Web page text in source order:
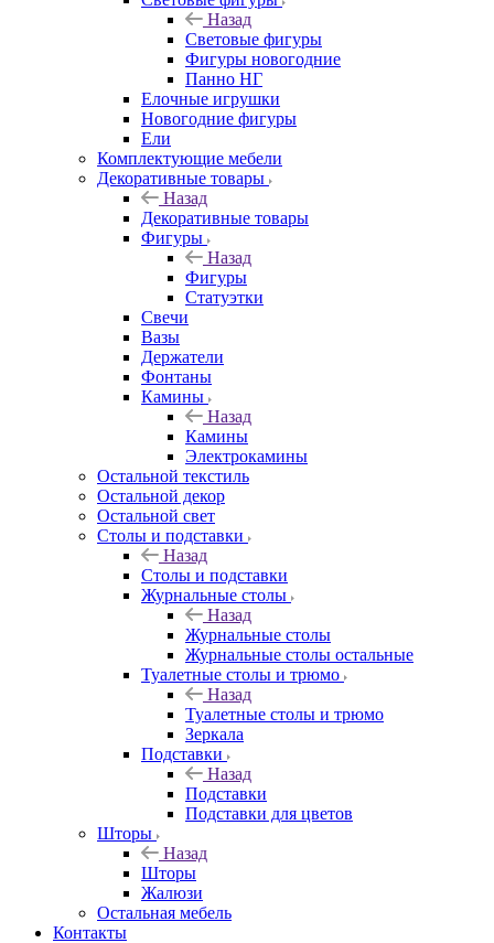
Назад
Световые фигуры
Фигуры новогодние
Панно НГ
Елочные игрушки
Новогодние фигуры
Ели
Комплектующие мебели
Декоративные товары
Назад
Декоративные товары
Фигуры
Назад
Фигуры
Статуэтки
Свечи
Вазы
Держатели
Фонтаны
Камины
Назад
Камины
Электрокамины
Остальной текстиль
Остальной декор
Остальной свет
Столы и подставки
Назад
Столы и подставки
Журнальные столы
Назад
Журнальные столы
Журнальные столы остальные
Туалетные столы и трюмо
Назад
Туалетные столы и трюмо
Зеркала
Подставки
Назад
Подставки
Подставки для цветов
Шторы
Назад
Шторы
Жалюзи
Остальная мебель
Контакты